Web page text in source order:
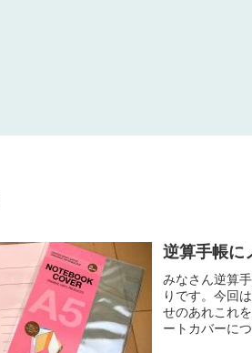
逆算手帳に
みなさん逆算
りです。今回
せのあれこれ
ートカバーに